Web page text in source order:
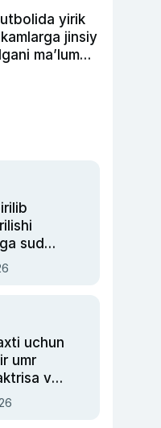
yirik
jinsiy
ma’lum
sud
uchun
umr
va